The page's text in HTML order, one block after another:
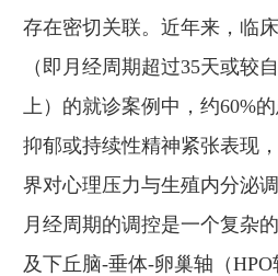
存在密切关联。近年来，临
（即月经周期超过35天或较
上）的就诊案例中，约60%
抑郁或持续性精神紧张表现
界对心理压力与生殖内分泌
月经周期的调控是一个复杂
及下丘脑-垂体-卵巢轴（